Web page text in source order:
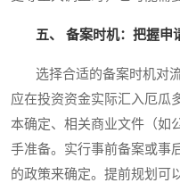
五、 备案时机：把握申
选择合适的备案时机对流
应在投资资金实际汇入厄瓜
本确定、相关商业文件（如
手准备。实行事前备案或事
的政策来确定。提前规划可